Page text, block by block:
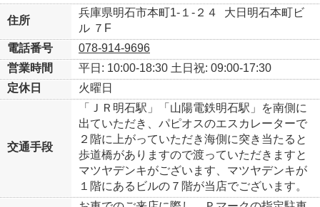
住所
兵庫県明石市本町1-１-２４
大日明石本町ビ
ル ７F
電話番号
078-914-9696
営業時間
平日: 10:00-18:30 土日祝: 09:00-17:30
定休日
火曜日
交通手段
「ＪＲ明石駅」「山陽電鉄明石駅」を南側に
出ていただき、パピオスのエスカレーターで
２階に上がっていただき海側に突き当たると
歩道橋がありますので渡っていただきますと
マツヤデンキがございます、マツヤデンキが
１階にあるビルの７階が当店でございます。